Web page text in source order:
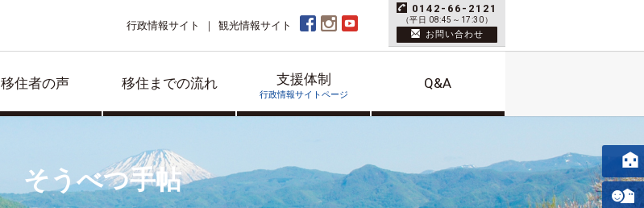
移住者の声 移住までの流れ 支援体制
行政情報サイトページ
Q&A
行政情報サイト 観光情報サイト
0142-66-2121
（平日 08:45～17:30）
お問い合わせ
そうべつ手帖